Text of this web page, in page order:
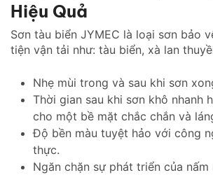
Hiệu Quả
Sơn tàu biển JYMEC là loại sơn bảo
tiện vận tải như: tàu biển, xà lan
Nhẹ mùi trong và sau khi sơn
Thời gian sau khi sơn khô nhanh
cho một bề mặt chắc chắn và
Độ bền màu tuyệt hảo với công
thực.
Ngăn chặn sự phát triển của nấm